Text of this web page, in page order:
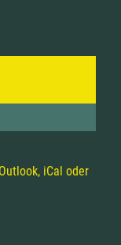
iCal oder